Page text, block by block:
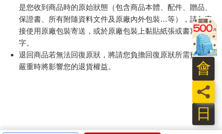
是您收到商品時的原始狀態（包含商品本體、配件、贈品、
保證書、所有附隨資料文件及原廠內外包裝…等），請勿直
接使用原廠包裝寄送，或於原廠包裝上黏貼紙張或書寫文
字。
退回商品若無法回復原狀，將請您負擔回復原狀所需費用，
嚴重時將影響您的退貨權益。
日
員
會